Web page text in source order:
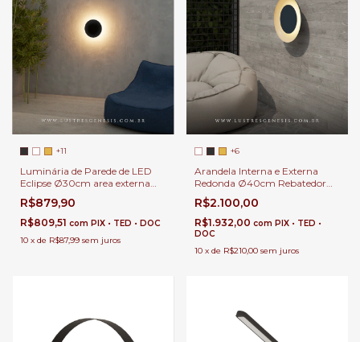
+11
Luminária de Parede de LED
Eclipse Ø30cm area externa
Muro de Piscina Resistente a
Água Corredor, Lavabo,
Varanda
R$879,90
R$809,51 com PIX • TED • DOC
10 x de R$87,99 sem juros
+6
Arandela Interna e Externa
Redonda Ø40cm Rebatedor
Luz Indireta Secret com LED
Integrado 1200Lm
R$2.100,00
R$1.932,00 com PIX • TED •
DOC
10 x de R$210,00 sem juros